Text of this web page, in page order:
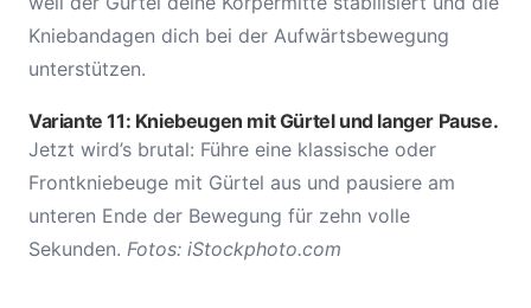
Kniebandagen dich bei der Aufwärtsbewegung
unterstützen.
Variante 11: Kniebeugen mit Gürtel und langer Pause.
Jetzt wird’s brutal: Führe eine klassische oder
Frontkniebeuge mit Gürtel aus und pausiere am
unteren Ende der Bewegung für zehn volle
Sekunden. Fotos: iStockphoto.com